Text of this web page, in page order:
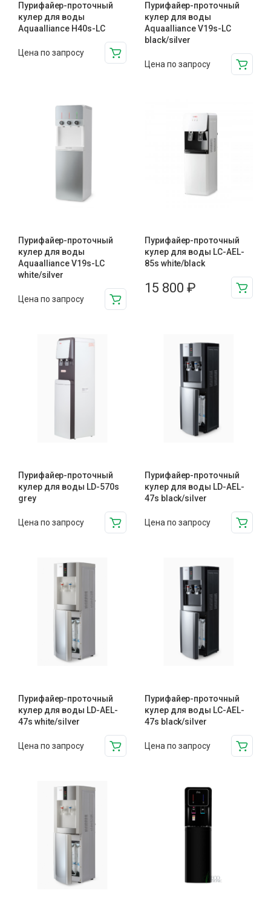
Пурифайер-проточный
кулер для воды
Aquaalliance H40s-LC
Цена по запросу
Пурифайер-проточный
кулер для воды
Aquaalliance V19s-LC
black/silver
Цена по запросу
Пурифайер-проточный
кулер для воды
Aquaalliance V19s-LC
white/silver
Цена по запросу
Пурифайер-проточный
кулер для воды LC-AEL-
85s white/black
15 800 ₽
Пурифайер-проточный
кулер для воды LD-570s
grey
Цена по запросу
Пурифайер-проточный
кулер для воды LD-AEL-
47s black/silver
Цена по запросу
Пурифайер-проточный
кулер для воды LD-AEL-
47s white/silver
Цена по запросу
Пурифайер-проточный
кулер для воды LС-AEL-
47s black/silver
Цена по запросу